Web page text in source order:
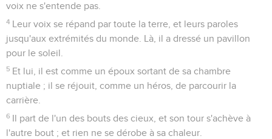
voix ne s'entende pas.
4 Leur voix se répand par toute la terre, et leurs paroles
jusqu'aux extrémités du monde. Là, il a dressé un pavillon
pour le soleil.
5 Et lui, il est comme un époux sortant de sa chambre
nuptiale ; il se réjouit, comme un héros, de parcourir la
carrière.
6 Il part de l'un des bouts des cieux, et son tour s'achève à
l'autre bout ; et rien ne se dérobe à sa chaleur.